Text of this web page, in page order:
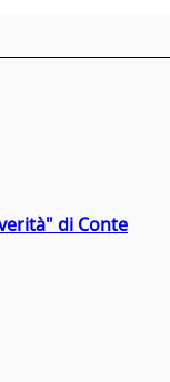
di Conte